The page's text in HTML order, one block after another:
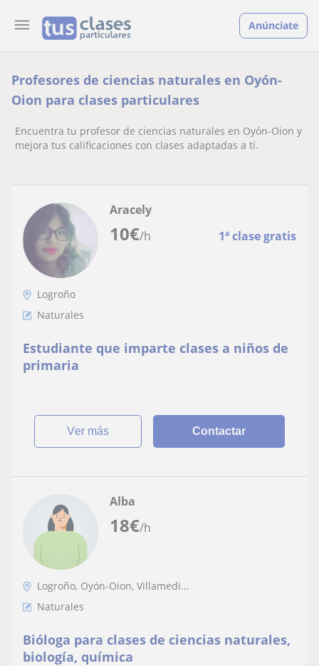
Anúnciate
Profesores de ciencias naturales en Oyón-
Oion para clases particulares
Encuentra tu profesor de ciencias naturales en Oyón-Oion y
mejora tus calificaciones con clases adaptadas a ti.
10€/h 1ª clase gratis
Aracely
Logroño
Naturales
Estudiante que imparte clases a niños de
primaria
ver más Contactar
18€/h
Alba
Logroño, Oyón-Oion, Villamedi...
Naturales
Bióloga para clases de ciencias naturales,
biología, química